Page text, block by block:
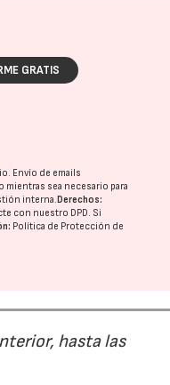
GRATIS
Envío de emails
mientras sea necesario para
interna. Derechos:
con nuestro DPD. Si
Política de Protección de
hasta las
30/07/2026